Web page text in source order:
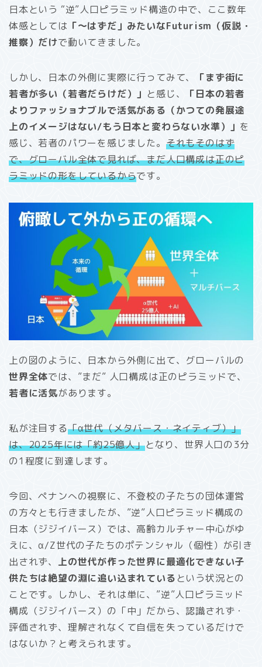
日本という “逆”人口ピラミッド構造の中で、ここ数年
体感としては 「〜はずだ」みたいなFuturism（仮説・
推察）だけで動いてきました。
しかし、日本の外側に実際に行ってみて、
「まず街に
若者が多い（若者だらけだ）」 と感じ、
「日本の若者
よりファッショナブルで活気がある（かつての発展途
上のイメージはない/もう日本と変わらない水準）」 を
感じ、若者のパワーを感じました。 それもそのはず
で、グローバル全体で見れば、まだ人口構成は正のピ
ラミッドの形をしているからです。
上の図のように、日本から外側に出て、グローバルの
世界全体では、”まだ” 人口構成は正のピラミッドで、
若者に活気があります。
私が注目する「α世代（メタバース・ネイティブ）」
は、2025年には「約25億人」となり、世界人口の3分
の1程度に到達します。
今回、ペナンへの視察に、不登校の子たちの団体運営
の方々とも行きましたが、”逆”人口ピラミッド構成の
日本（ジジイバース）では、高齢カルチャー中心がゆ
えに、α/Z世代の子たちのポテンシャル（個性）が引き
出されず、 上の世代が作った世界に最適化できない子
供たちは絶望の淵に追い込まれているという状況との
ことです。しかし、それは単に、”逆”人口ピラミッド
構成（ジジイバース）の「中」だから、認識されず・
評価されず、理解されなくて自信を失っているだけで
はないか？と考えられます。